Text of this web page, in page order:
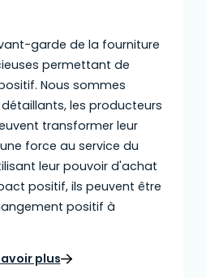
garde de la fourniture
permettant de
Nous sommes
les producteurs
transformer leur
force au service du
leur pouvoir d'achat
positif, ils peuvent être
positif à
plus